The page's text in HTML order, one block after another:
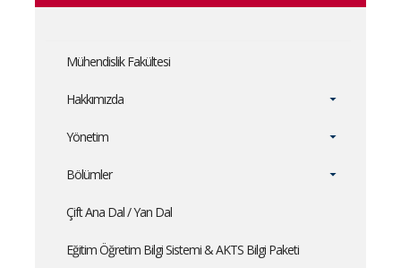
Mühendislik Fakültesi
Hakkımızda
Yönetim
Bölümler
Çift Ana Dal / Yan Dal
Eğitim Öğretim Bilgi Sistemi & AKTS Bilgi Paketi